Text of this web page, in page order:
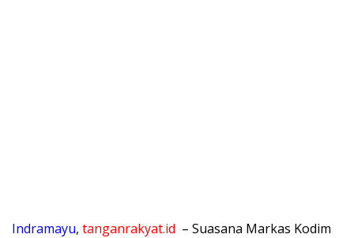
Indramayu, tanganrakyat.id – Suasana Markas Kodim